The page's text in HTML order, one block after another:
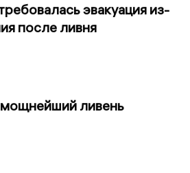
эвакуация из-
после ливня
ливень